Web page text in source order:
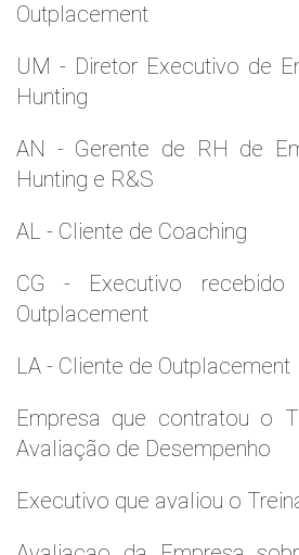
Outplacement
UM - Diretor Executivo de
Hunting
AN - Gerente de RH de
Hunting e R&S
AL - Cliente de Coaching
CG - Executivo recebido
Outplacement
LA - Cliente de Outplacement
Empresa que contratou o
Avaliação de Desempenho
Executivo que avaliou o